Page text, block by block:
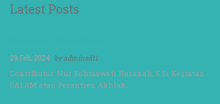
Latest Posts
29 Feb, 2024 byadminsd11
Contributor: Nur Rohmawati Hasanah, S.Si Kegiatan
SALAM atau Pesantren Akhlak…